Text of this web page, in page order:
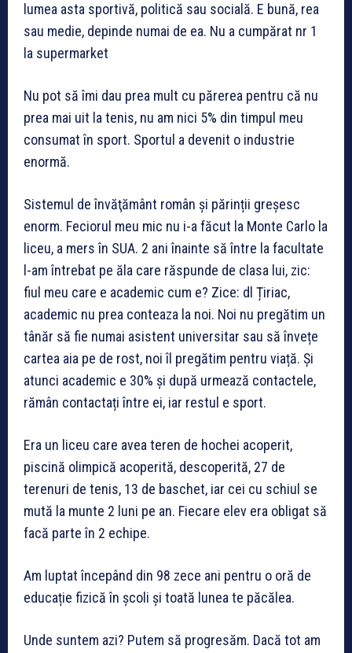
lumea asta sportivă, politică sau socială. E bună, rea
sau medie, depinde numai de ea. Nu a cumpărat nr 1
la supermarket
Nu pot să îmi dau prea mult cu părerea pentru că nu
prea mai uit la tenis, nu am nici 5% din timpul meu
consumat în sport. Sportul a devenit o industrie
enormă.
Sistemul de învăţământ român și părinții greșesc
enorm. Feciorul meu mic nu i-a făcut la Monte Carlo la
liceu, a mers în SUA. 2 ani înainte să între la facultate
l-am întrebat pe ăla care răspunde de clasa lui, zic:
fiul meu care e academic cum e? Zice: dl Țiriac,
academic nu prea conteaza la noi. Noi nu pregătim un
tânăr să fie numai asistent universitar sau să învețe
cartea aia pe de rost, noi îl pregătim pentru viață. Și
atunci academic e 30% și după urmează contactele,
rămân contactați între ei, iar restul e sport.
Era un liceu care avea teren de hochei acoperit,
piscină olimpică acoperită, descoperită, 27 de
terenuri de tenis, 13 de baschet, iar cei cu schiul se
mută la munte 2 luni pe an. Fiecare elev era obligat să
facă parte în 2 echipe.
Am luptat începând din 98 zece ani pentru o oră de
educație fizică în școli și toată lunea te păcălea.
Unde suntem azi? Putem să progresăm. Dacă tot am